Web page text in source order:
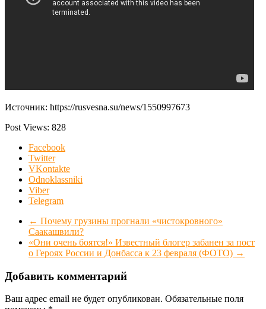
Источник: https://rusvesna.su/news/1550997673
Post Views: 828
Facebook
Twitter
VKontakte
Odnoklassniki
Viber
Telegram
← Почему грузины прогнали «чистокровного»
Саакашвили?
«Они очень боятся!» Известный блогер забанен за пост
о Героях России и Донбасса к 23 февраля (ФОТО) →
Добавить комментарий
Ваш адрес email не будет опубликован. Обязательные поля